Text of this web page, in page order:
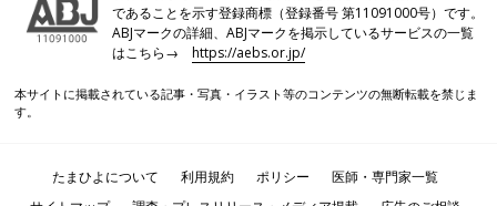
であることを示す登録商標（登録番号 第11091000号）です。
ABJマークの詳細、ABJマークを掲示しているサービスの一覧
はこちら→https://aebs.or.jp/
本サイトに掲載されている記事・写真・イラスト等のコンテンツの無断転載を禁じま
す。
たまひよについて 利用規約 ポリシー
医師・専門家一覧